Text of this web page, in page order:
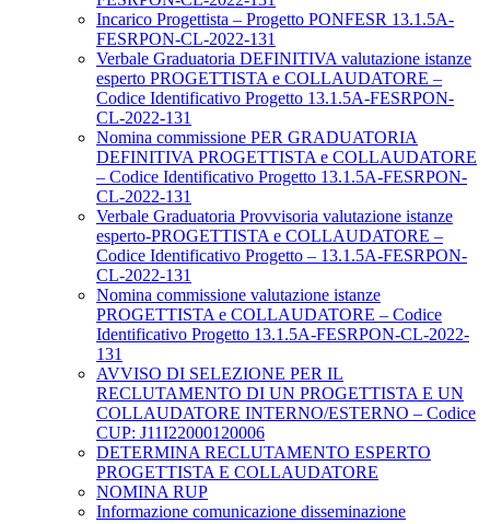
Incarico Progettista – Progetto PONFESR 13.1.5A-
FESRPON-CL-2022-131
Verbale Graduatoria DEFINITIVA valutazione istanze
esperto PROGETTISTA e COLLAUDATORE –
Codice Identificativo Progetto 13.1.5A-FESRPON-
CL-2022-131
Nomina commissione PER GRADUATORIA
DEFINITIVA PROGETTISTA e COLLAUDATORE
– Codice Identificativo Progetto 13.1.5A-FESRPON-
CL-2022-131
Verbale Graduatoria Provvisoria valutazione istanze
esperto-PROGETTISTA e COLLAUDATORE –
Codice Identificativo Progetto – 13.1.5A-FESRPON-
CL-2022-131
Nomina commissione valutazione istanze
PROGETTISTA e COLLAUDATORE – Codice
Identificativo Progetto 13.1.5A-FESRPON-CL-2022-
131
AVVISO DI SELEZIONE PER IL
RECLUTAMENTO DI UN PROGETTISTA E UN
COLLAUDATORE INTERNO/ESTERNO – Codice
CUP: J11I22000120006
DETERMINA RECLUTAMENTO ESPERTO
PROGETTISTA E COLLAUDATORE
NOMINA RUP
Informazione comunicazione disseminazione